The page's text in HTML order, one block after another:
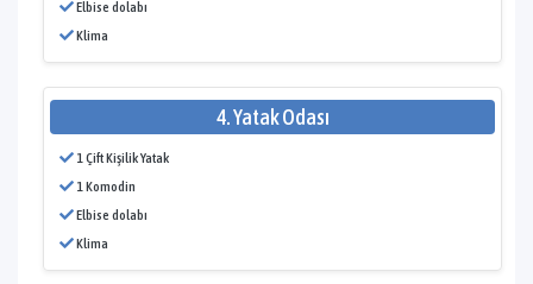
Elbise dolabı
Klima
4. Yatak Odası
1 Çift Kişilik Yatak
1 Komodin
Elbise dolabı
Klima